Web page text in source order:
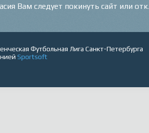
Футбольная Лига Санкт-Петербурга
Sportsoft
Вам следует покинуть сайт или